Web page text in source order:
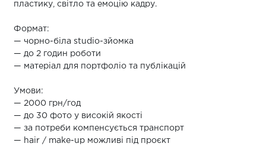
пластику, світло та емоцію кадру.
Формат:
— чорно-біла studio-зйомка
— до 2 годин роботи
— матеріал для портфоліо та публікацій
Умови:
— 2000 грн/год
— до 30 фото у високій якості
— за потреби компенсується транспорт
— hair / make-up можливі під проєкт